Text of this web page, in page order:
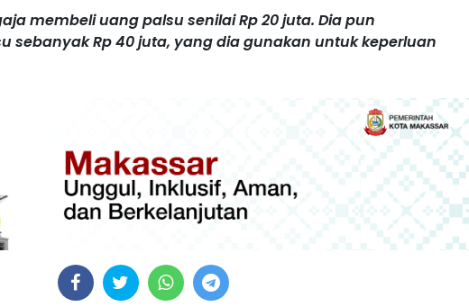
membeli uang palsu senilai Rp 20 juta. Dia pun
sebanyak Rp 40 juta, yang dia gunakan untuk keperluan